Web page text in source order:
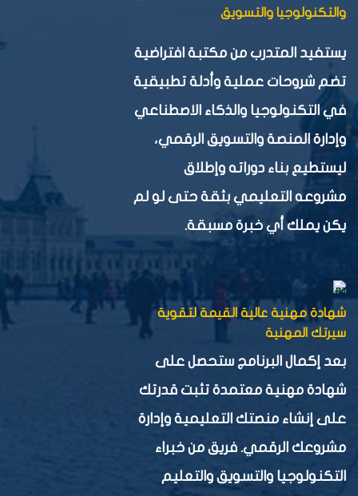
والتكنولوجيا والتسويق
يستفيد المتدرب من مكتبة افتراضية
تضم شروحات عملية وأدلة تطبيقية
في التكنولوجيا والذكاء الاصطناعي
وإدارة المنصة والتسويق الرقمي،
ليستطيع بناء دوراته وإطلاق
مشروعه التعليمي بثقة حتى لو لم
يكن يملك أي خبرة مسبقة.
شهادة مهنية عالية القيمة لتقوية
سيرتك المهنية
بعد إكمال البرنامج ستحصل على
شهادة مهنية معتمدة تثبت قدرتك
على إنشاء منصتك التعليمية وإدارة
مشروعك الرقمي. فريق من خبراء
التكنولوجيا والتسويق والتعليم